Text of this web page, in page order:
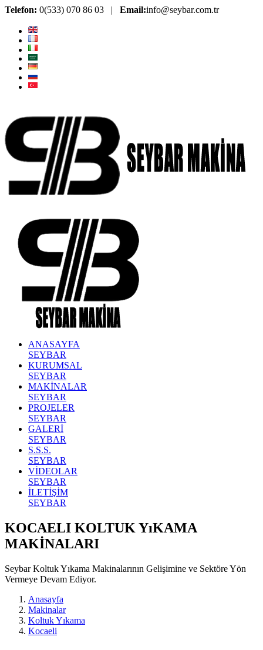
Telefon: 0(533) 070 86 03 | Email:info@seybar.com.tr
ANASAYFA
SEYBAR
KURUMSAL
SEYBAR
MAKİNALAR
SEYBAR
PROJELER
SEYBAR
GALERİ
SEYBAR
S.S.S.
SEYBAR
VİDEOLAR
SEYBAR
İLETİŞİM
SEYBAR
KOCAELI KOLTUK YıKAMA
MAKİNALARI
Seybar Koltuk Yıkama Makinalarının Gelişimine ve Sektöre Yön
Vermeye Devam Ediyor.
Anasayfa
Makinalar
Koltuk Yıkama
Kocaeli